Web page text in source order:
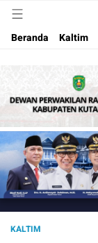
Beranda
Kaltim
KALTIM